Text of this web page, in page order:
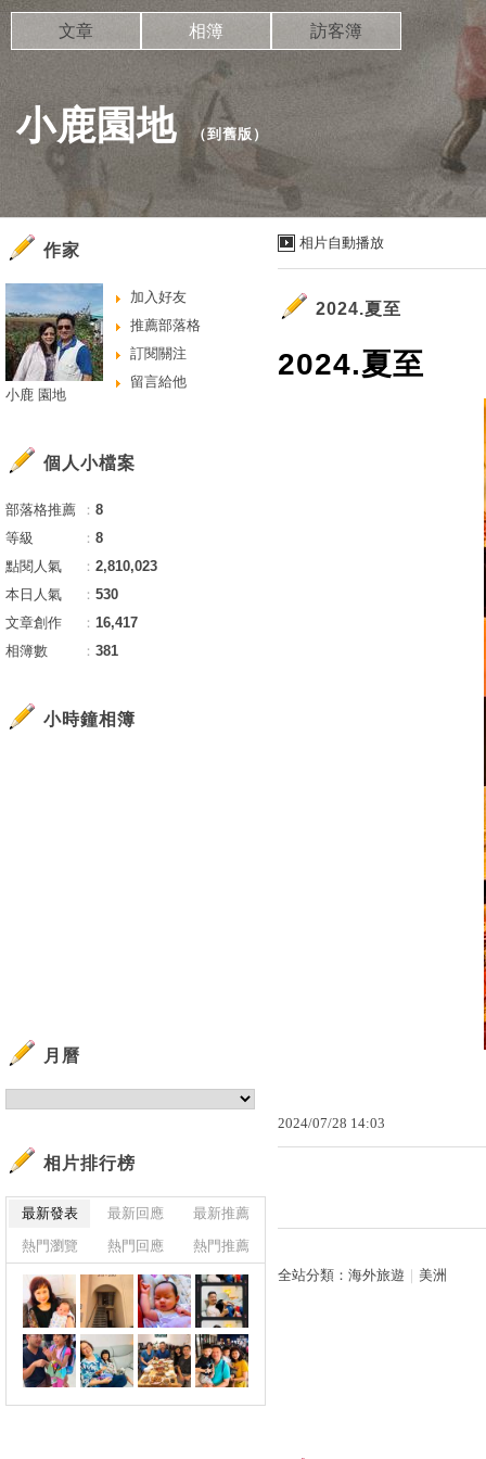
小鹿園地 （到舊版 ）
文章 相簿 訪客簿
相片自動播放
2024.夏至
2024.夏至
2024/07/28 14:03
全站分類： 海外旅遊 美洲
作家
加入好友
推薦部落格
訂閱關注
留言給他
小鹿 園地
個人小檔案
部落格推薦 ： 8
等級
： 8
點閱人氣
： 2,810,023
本日人氣
： 530
文章創作
： 16,417
相簿數
： 381
小時鐘相簿
月曆
相片排行榜
最新發表 最新回應
最新推薦
熱門瀏覽
熱門回應 熱門推薦